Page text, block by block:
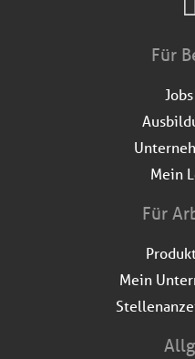
Für
Mein
Für
Mein